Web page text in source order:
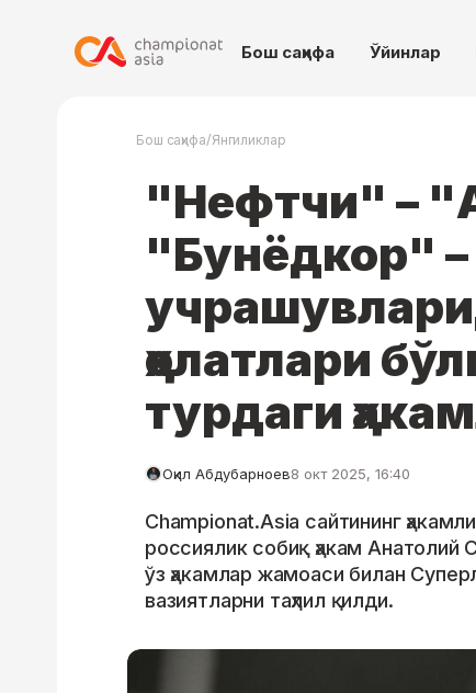
Бош саҳифа Ўйинлар
Бош саҳифа/Янгиликлар
"Нефтчи" –
"Бунёдкор"
ҳолатлари
турдаги
Оқил Абдубарноев8 окт 2025, 16:40
Championat.Asia сайтининг
россиялик собиқ ҳакам
ўз ҳакамлар жамоаси билан
вазиятларни таҳлил қилди.